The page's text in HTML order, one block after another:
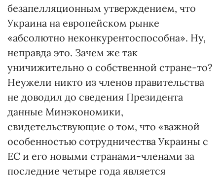
безапелляционным утверждением, что
Украина на европейском рынке
«абсолютно неконкурентоспособна». Ну,
неправда это. Зачем же так
уничижительно о собственной стране-то?
Неужели никто из членов правительства
не доводил до сведения Президента
данные Минэкономики,
свидетельствующие о том, что «важной
особенностью сотрудничества Украины с
ЕС и его новыми странами-членами за
последние четыре года является